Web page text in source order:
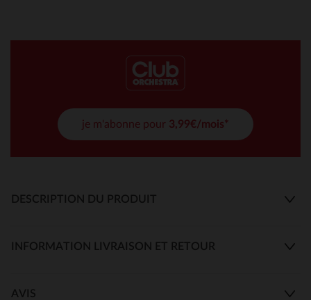
je m'abonne pour 3,99€/mois*
DESCRIPTION DU PRODUIT
INFORMATION LIVRAISON ET RETOUR
AVIS